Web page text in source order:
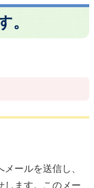
。
ールを送信し、
します。このメー